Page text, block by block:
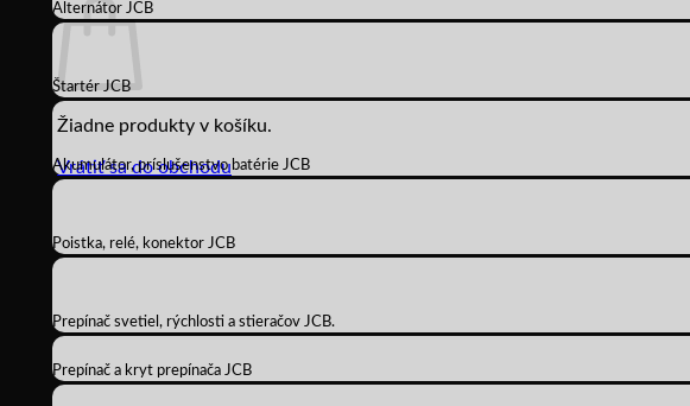
Žiadne produkty v košíku.
Vrátiť sa do obchodu
Alternátor JCB
Štartér JCB
Akumulátor, príslušenstvo batérie JCB
Poistka, relé, konektor JCB
Prepínač svetiel, rýchlosti a stieračov JCB.
Prepínač a kryt prepínača JCB